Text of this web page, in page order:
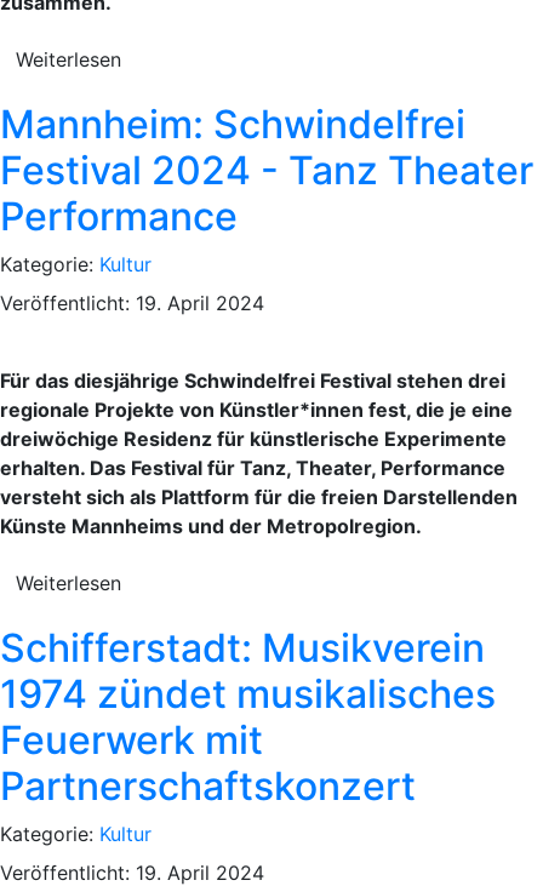
Weiterlesen
Mannheim: Schwindelfrei
Festival 2024 - Tanz Theater
Performance
Kategorie: Kultur
Veröffentlicht: 19. April 2024
Für das diesjährige Schwindelfrei Festival stehen drei
regionale Projekte von Künstler*innen fest, die je eine
dreiwöchige Residenz für künstlerische Experimente
erhalten. Das Festival für Tanz, Theater, Performance
versteht sich als Plattform für die freien Darstellenden
Künste Mannheims und der Metropolregion.
Weiterlesen
Schifferstadt: Musikverein
1974 zündet musikalisches
Feuerwerk mit
Partnerschaftskonzert
Kategorie: Kultur
Veröffentlicht: 19. April 2024